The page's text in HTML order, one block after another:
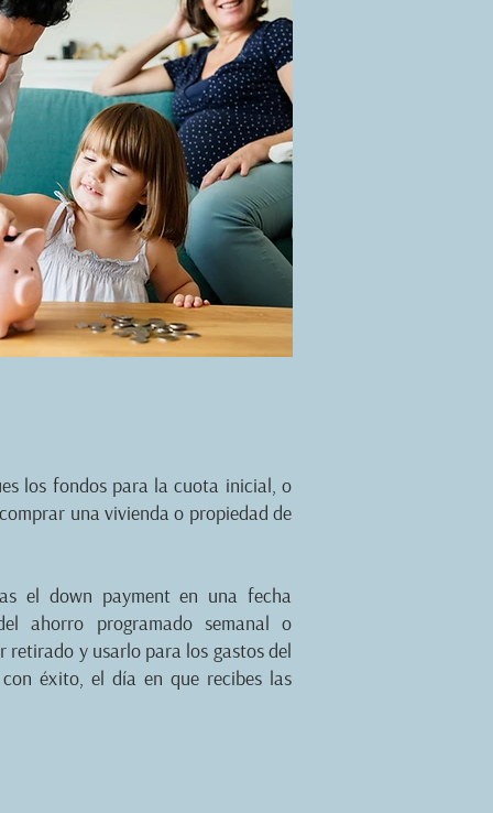
los fondos para la cuota inicial, o
una vivienda o propiedad de
el down payment en una fecha
ahorro programado semanal o
retirado y usarlo para los gastos del
éxito, el día en que recibes las